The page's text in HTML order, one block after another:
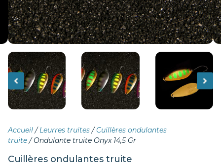
Accueil/ Leurres truites/ Cuillères ondulantes
truite/ Ondulante truite Onyx 14,5 Gr
Cuillères ondulantes truite